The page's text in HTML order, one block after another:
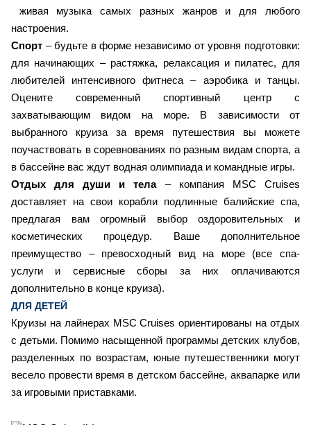
живая музыка самых разных жанров и для любого
настроения.
Спорт – будьте в форме независимо от уровня подготовки:
для начинающих – растяжка, релаксация и пилатес, для
любителей интенсивного фитнеса – аэробика и танцы.
Оцените современный спортивный центр с
захватывающим видом на море. В зависимости от
выбранного круиза за время путешествия вы можете
поучаствовать в соревнованиях по разным видам спорта, а
в бассейне вас ждут водная олимпиада и командные игры.
Отдых для души и тела– компания MSC Cruises
доставляет на свои корабли подлинные балийские спа,
предлагая вам огромный выбор оздоровительных и
косметических процедур. Ваше дополнительное
преимущество – превосходный вид на море (все спа-
услуги и сервисные сборы за них оплачиваются
дополнительно в конце круиза).
ДЛЯ ДЕТЕЙ
Круизы на лайнерах MSC Cruises ориентированы на отдых
с детьми. Помимо насыщенной программы детских клубов,
разделенных по возрастам, юные путешественники могут
весело провести время в детском бассейне, аквапарке или
за игровыми приставками.